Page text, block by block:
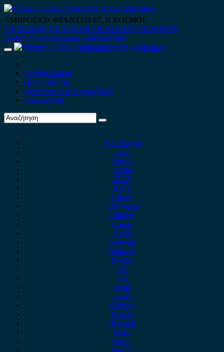
Skip
to
content
ΑΜΒΡΟΣΙΟΥ ΦΡΑΝΤΖΗ 67, Ν.ΚΟΣΜΟΣ
210 9012444 210 9239148 210 9238158 210 9026839
Κινητό-Viber-whatsapp : 6980507900
Primary
Αρχική Σελίδα
Ποιοί είμαστε
Ανταλλακτικά Αυτοκινήτων
Επικοινωνία
Alfa Romeo
Audi
Austin
Acura
BMW
BYD
Chery
Chevrolet
Citroen
Cupra
Dacia
Daewoo
Daihatsu
Dodge
DS
Fiat
Ford
Geely
Gonow
Honda
Hyundai
Isuzu
iveco
Jaecoo